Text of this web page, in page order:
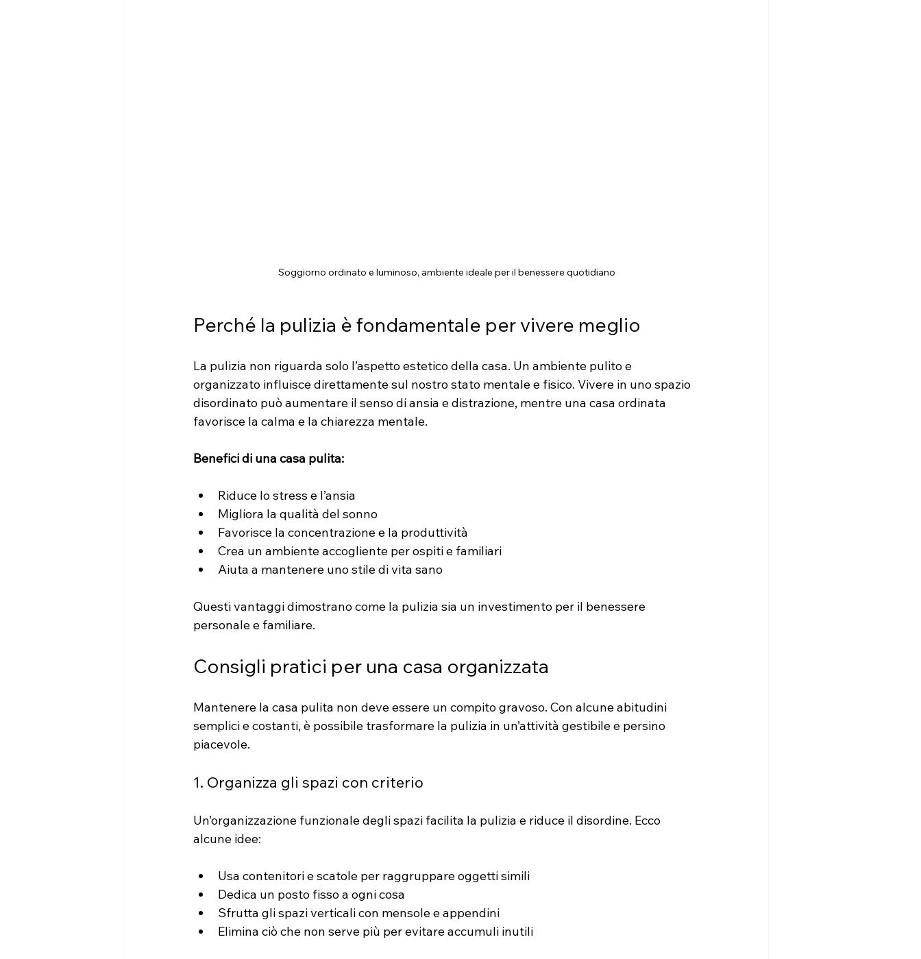
Soggiorno ordinato e luminoso, ambiente ideale per il benessere quotidiano
Perché la pulizia è fondamentale per vivere meglio
La pulizia non riguarda solo l’aspetto estetico della casa. Un ambiente pulito e
organizzato influisce direttamente sul nostro stato mentale e fisico. Vivere in uno spazio
disordinato può aumentare il senso di ansia e distrazione, mentre una casa ordinata
favorisce la calma e la chiarezza mentale.
Benefici di una casa pulita:
Riduce lo stress e l’ansia
Migliora la qualità del sonno
Favorisce la concentrazione e la produttività
Crea un ambiente accogliente per ospiti e familiari
Aiuta a mantenere uno stile di vita sano
Questi vantaggi dimostrano come la pulizia sia un investimento per il benessere
personale e familiare.
Consigli pratici per una casa organizzata
Mantenere la casa pulita non deve essere un compito gravoso. Con alcune abitudini
semplici e costanti, è possibile trasformare la pulizia in un’attività gestibile e persino
piacevole.
1. Organizza gli spazi con criterio
Un’organizzazione funzionale degli spazi facilita la pulizia e riduce il disordine. Ecco
alcune idee:
Usa contenitori e scatole per raggruppare oggetti simili
Dedica un posto fisso a ogni cosa
Sfrutta gli spazi verticali con mensole e appendini
Elimina ciò che non serve più per evitare accumuli inutili